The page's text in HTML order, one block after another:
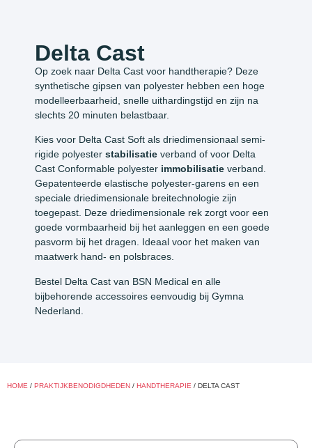
Delta Cast
Op zoek naar Delta Cast voor handtherapie? Deze
synthetische gipsen van polyester hebben een hoge
modelleerbaarheid, snelle uithardingstijd en zijn na
slechts 20 minuten belastbaar.
Kies voor Delta Cast Soft als driedimensionaal semi-
rigide polyester stabilisatie verband of voor Delta
Cast Conformable polyester immobilisatie verband.
Gepatenteerde elastische polyester-garens en een
speciale driedimensionale breitechnologie zijn
toegepast. Deze driedimensionale rek zorgt voor een
goede vormbaarheid bij het aanleggen en een goede
pasvorm bij het dragen. Ideaal voor het maken van
maatwerk hand- en polsbraces.
Bestel Delta Cast van BSN Medical en alle
bijbehorende accessoires eenvoudig bij Gymna
Nederland.
HOME / PRAKTIJKBENODIGDHEDEN / HANDTHERAPIE / DELTA CAST